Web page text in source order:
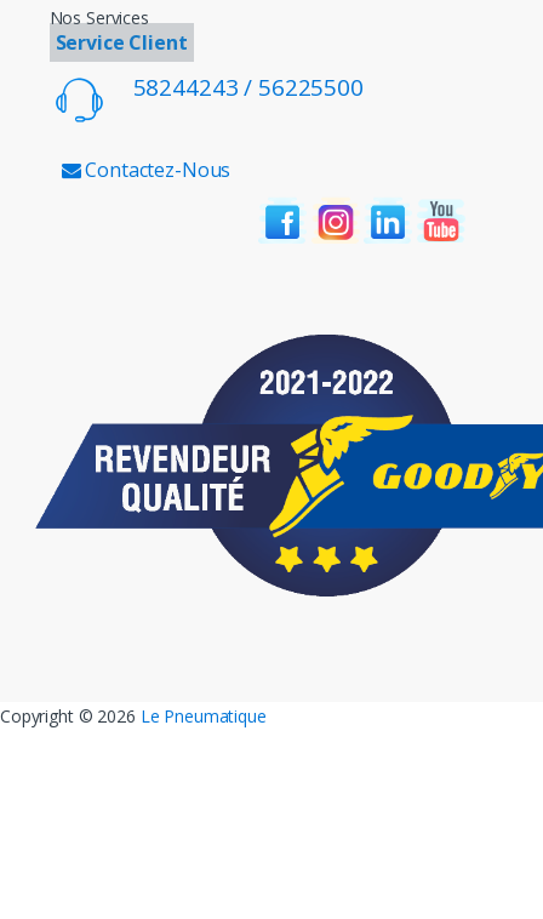
Nos Services
Service Client
58244243 / 56225500
Contactez-Nous
Copyright © 2026 Le Pneumatique